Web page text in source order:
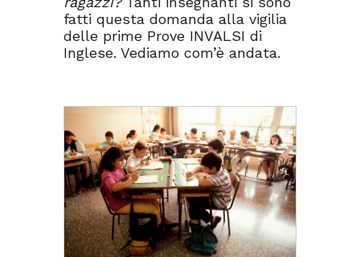
fatti questa domanda alla vigilia
delle prime Prove INVALSI di
Inglese. Vediamo com’è andata.